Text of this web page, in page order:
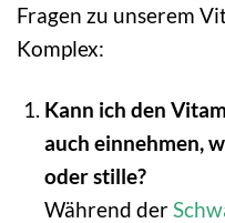
Fragen zu unserem
Komplex:
Kann ich den
auch einnehmen,
oder stille?
Während der